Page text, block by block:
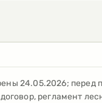
24.05.2026; перед
регламент